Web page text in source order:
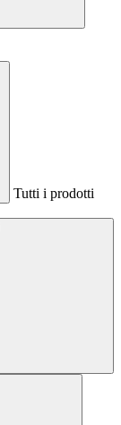
Tutti i prodotti